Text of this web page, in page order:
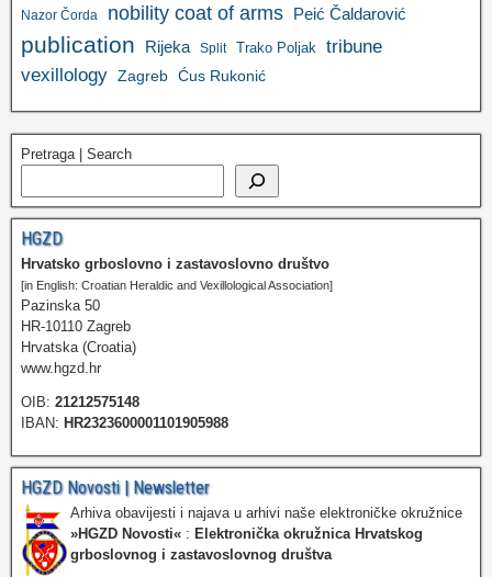
Nazor Čorda nobility coat of arms Peić Čaldarović
publication Rijeka Split Trako Poljak tribune
vexillology Zagreb Ćus Rukonić
Pretraga | Search
HGZD
Hrvatsko grboslovno i zastavoslovno društvo
[in English: Croatian Heraldic and Vexillological Association]
Pazinska 50
HR-10110 Zagreb
Hrvatska (Croatia)
www.hgzd.hr
OIB: 21212575148
IBAN: HR2323600001101905988
HGZD Novosti | Newsletter
Arhiva obavijesti i najava u arhivi naše elektroničke okružnice
»HGZD Novosti« : Elektronička okružnica Hrvatskog
grboslovnog i zastavoslovnog društva